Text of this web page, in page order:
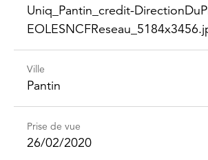
Uniq_​Pantin_​credit-​
Ville
Pantin
Prise de vue
26/02/2020